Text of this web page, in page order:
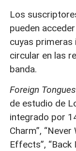
Los
pueden
cuyas primeras
circular en las
banda.
Foreign Tongues
de estudio de
integrado por
Charm”, “Never
Effects”, “Back